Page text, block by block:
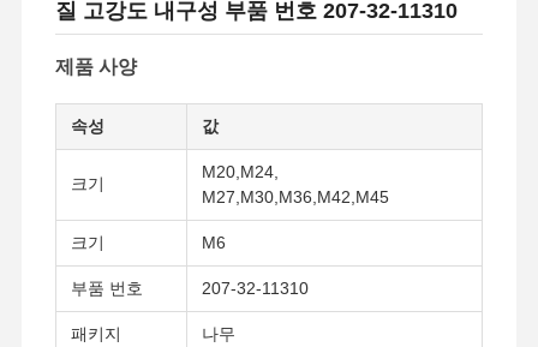
질 고강도 내구성 부품 번호 207-32-11310
제품 사양
속성 값
크기
M20,M24,
M27,M30,M36,M42,M45
크기 M6
부품 번호 207-32-11310
패키지 나무